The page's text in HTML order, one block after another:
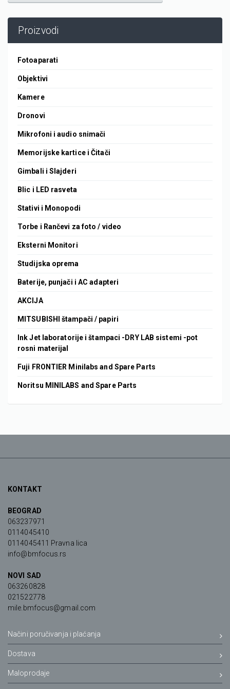
Proizvodi
Fotoaparati
Objektivi
Kamere
Dronovi
Mikrofoni i audio snimači
Memorijske kartice i Čitači
Gimbali i Slajderi
Blic i LED rasveta
Stativi i Monopodi
Torbe i Rančevi za foto / video
Eksterni Monitori
Studijska oprema
Baterije, punjači i AC adapteri
AKCIJA
MITSUBISHI štampači / papiri
Ink Jet laboratorije i štampaci -DRY LAB sistemi -pot
rosni materijal
Fuji FRONTIER Minilabs and Spare Parts
Noritsu MINILABS and Spare Parts
KONTAKT
BEOGRAD
063237971
0114045410
0114045411 Pravna lica
info@bmfocus.rs
NOVI SAD
063260828
021522778
mile.bmfocus@gmail.com
Načini poručivanja i plaćanja
Dostava
Maloprodaje